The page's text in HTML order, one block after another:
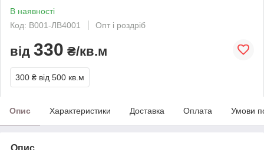
В наявності
Код: В001-ЛВ4001
Опт і роздріб
від 330 ₴/кв.м
300 ₴ від 500 кв.м
Опис Характеристики Доставка Оплата Умови
Опис